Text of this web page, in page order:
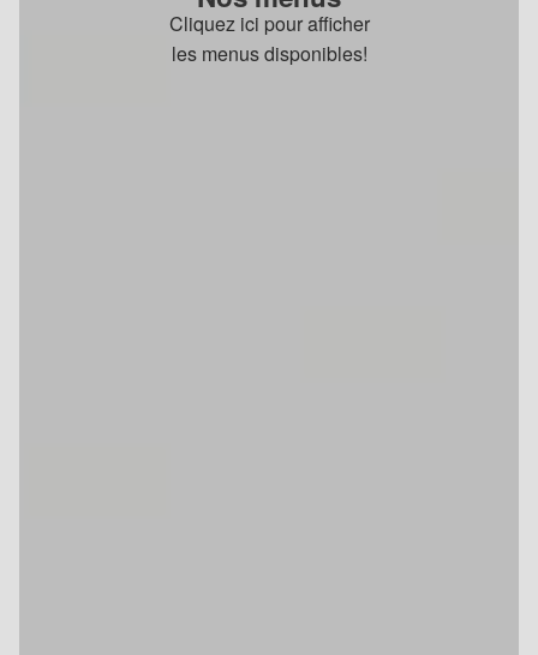
Cliquez ici pour afficher
les menus disponibles!